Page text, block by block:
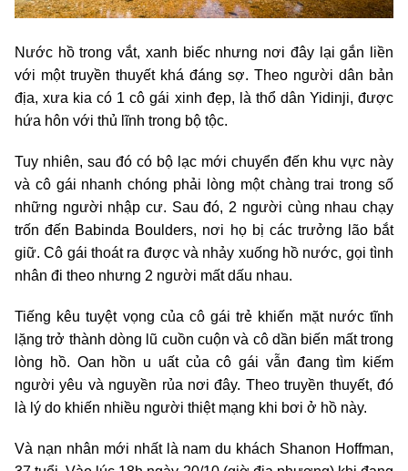
Nước hồ trong vắt, xanh biếc nhưng nơi đây lại gắn liền
với một truyền thuyết khá đáng sợ. Theo người dân bản
địa, xưa kia có 1 cô gái xinh đẹp, là thổ dân Yidinji, được
hứa hôn với thủ lĩnh trong bộ tộc.
Tuy nhiên, sau đó có bộ lạc mới chuyển đến khu vực này
và cô gái nhanh chóng phải lòng một chàng trai trong số
những người nhập cư. Sau đó, 2 người cùng nhau chạy
trốn đến Babinda Boulders, nơi họ bị các trưởng lão bắt
giữ. Cô gái thoát ra được và nhảy xuống hồ nước, gọi tình
nhân đi theo nhưng 2 người mất dấu nhau.
Tiếng kêu tuyệt vọng của cô gái trẻ khiến mặt nước tĩnh
lặng trở thành dòng lũ cuồn cuộn và cô dần biến mất trong
lòng hồ. Oan hồn u uất của cô gái vẫn đang tìm kiếm
người yêu và nguyền rủa nơi đây. Theo truyền thuyết, đó
là lý do khiến nhiều người thiệt mạng khi bơi ở hồ này.
Và nạn nhân mới nhất là nam du khách Shanon Hoffman,